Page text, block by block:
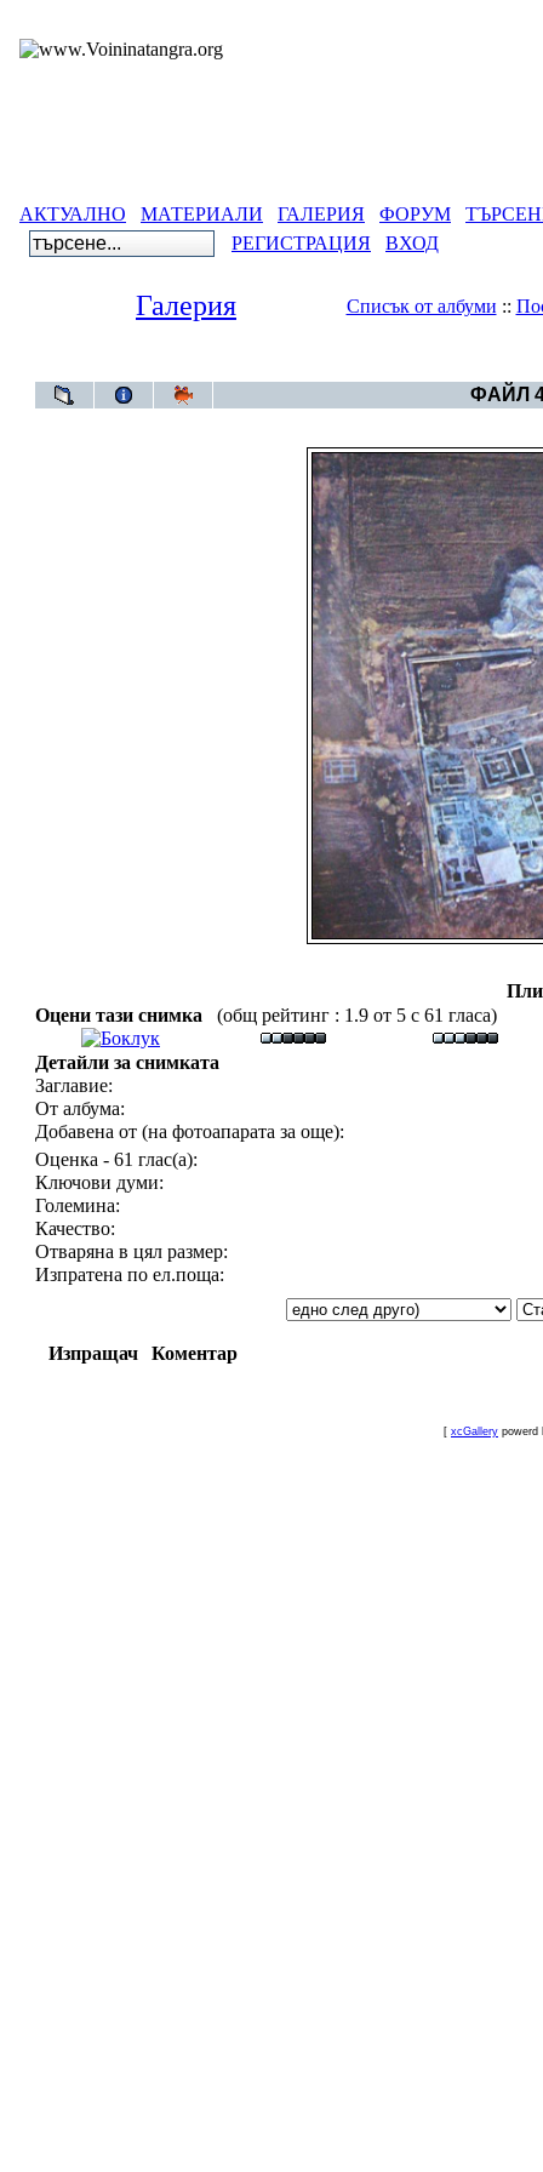
АКТУАЛНО МАТЕРИАЛИ ГАЛЕРИЯ ФОРУМ
РЕГИСТРАЦИЯ
ВХОД
Галерия Списък от албуми ::
ФАЙЛ
Оцени тази снимка
(общ рейтинг : 1.9 от 5 с 61 гласа)
Детайли за снимката
Заглавие:
От албума:
Добавена от (на фотоапарата за още):
Оценка - 61 глас(а):
Ключови думи:
Големина:
Качество:
Отваряна в цял размер:
Изпратена по ел.поща:
Изпращач Коментар
[ xcGallery